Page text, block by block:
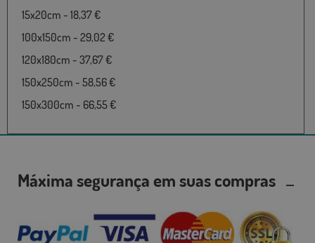
15x20cm - 18,37 €
100x150cm - 29,02 €
120x180cm - 37,67 €
150x250cm - 58,56 €
150x300cm - 66,55 €
Máxima segurança em suas compras